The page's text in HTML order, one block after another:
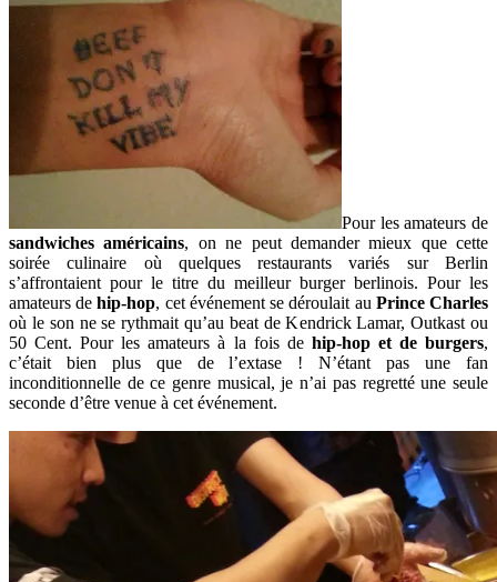
Pour les amateurs de
sandwiches américains, on ne peut demander mieux que cette
soirée culinaire où quelques restaurants variés sur Berlin
s’affrontaient pour le titre du meilleur burger berlinois. Pour les
amateurs dehip-hop, cet événement se déroulait au Prince Charles
où le son ne se rythmait qu’au beat de Kendrick Lamar, Outkast ou
50 Cent. Pour les amateurs à la fois de hip-hop et de burgers,
c’était bien plus que de l’extase ! N’étant pas une fan
inconditionnelle de ce genre musical, je n’ai pas regretté une seule
seconde d’être venue à cet événement.